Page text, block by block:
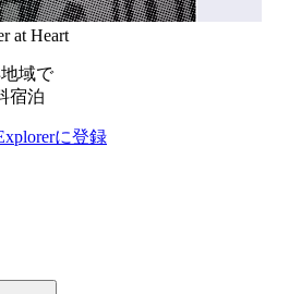
at Heart
域で
宿泊
に登録